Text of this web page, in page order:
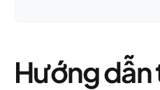
Hướng